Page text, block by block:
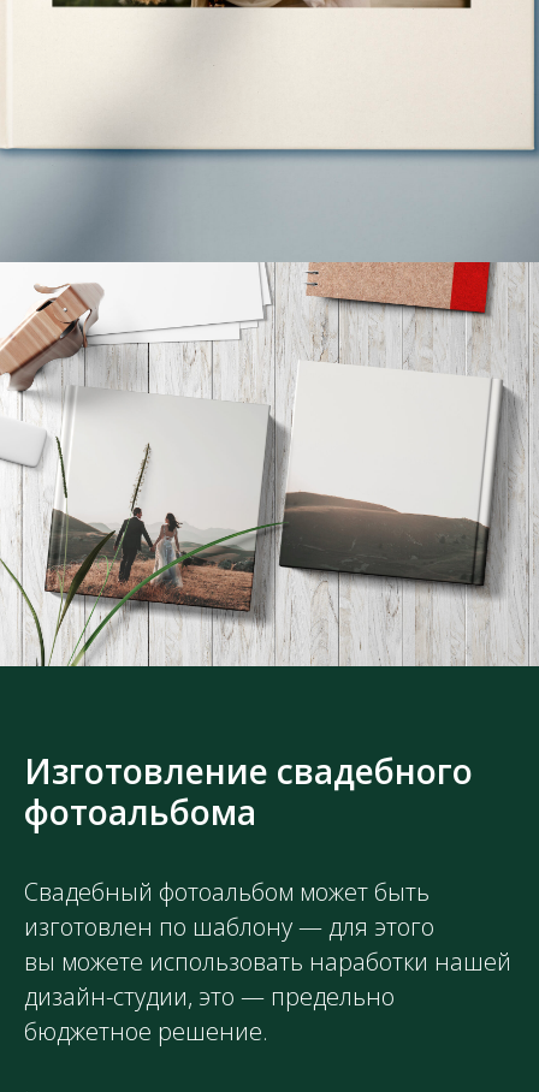
Изготовление свадебного
фотоальбома
Свадебный фотоальбом может быть
изготовлен по шаблону— для этого
вы можете использовать наработки нашей
дизайн-студии, это — предельно
бюджетное решение.